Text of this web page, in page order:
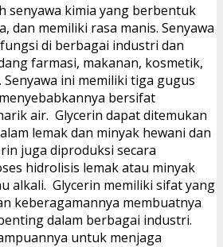
senyawa kimia yang berbentuk
dan memiliki rasa manis. Senyawa
di berbagai industri dan
farmasi, makanan, kosmetik,
ini memiliki tiga gugus
bersifat
air. Glycerin dapat ditemukan
lemak dan minyak hewani dan
juga diproduksi secara
hidrolisis lemak atau minyak
alkali. Glycerin memiliki sifat yang
keberagamannya membuatnya
dalam berbagai industri.
untuk menjaga